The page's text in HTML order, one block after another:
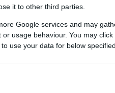
it to other third parties.
Google services and may
usage behaviour. You may
use your data for below
amelyek megtizedelhetik a
az ökoszisztéma
és parazitákat hordozhatnak,
ellenállóképességgel
is megváltoztathatják.
átlátszóságot.
trópusi halfaj képes túlélni